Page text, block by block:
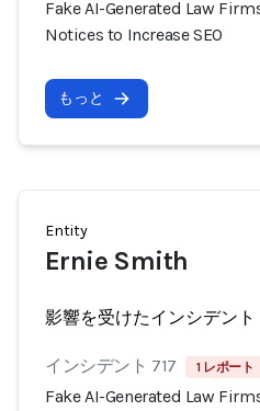
Fake AI-Generated Law
Notices to Increase SEO
もっと
Entity
Ernie Smith
影響を受けたインシデント
インシデント 717 1 レポート
Fake AI-Generated Law